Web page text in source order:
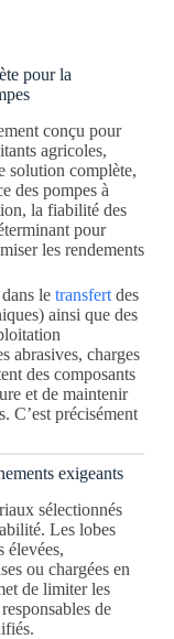
pour la
conçu pour
agricoles,
solution complète,
des pompes à
la fiabilité des
pour
les rendements
le transfertdes
ainsi que des
abrasives, charges
des composants
et de maintenir
C’est précisément
exigeants
sélectionnés
Les lobes
élevées,
ou chargées en
de limiter les
de